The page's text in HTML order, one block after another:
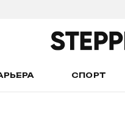
СПОРТ